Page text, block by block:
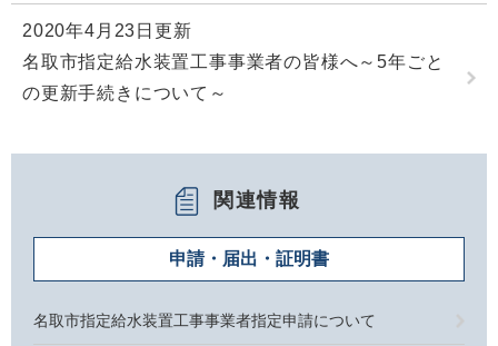
2020年4月23日更新
名取市指定給水装置工事事業者の皆様へ～5年ごと
の更新手続きについて～
関連情報
申請・届出・証明書
名取市指定給水装置工事事業者指定申請について